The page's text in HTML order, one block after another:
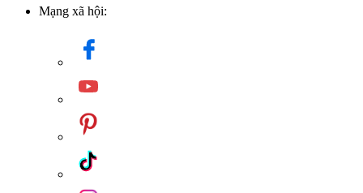
Thương Hiệu:Thiết Bị Nhà Bếp MALLOCA
Mạng xã hội: